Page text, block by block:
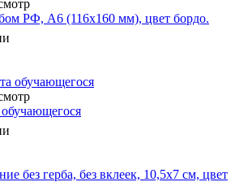
РФ, А6 (116х160 мм), цвет бордо.